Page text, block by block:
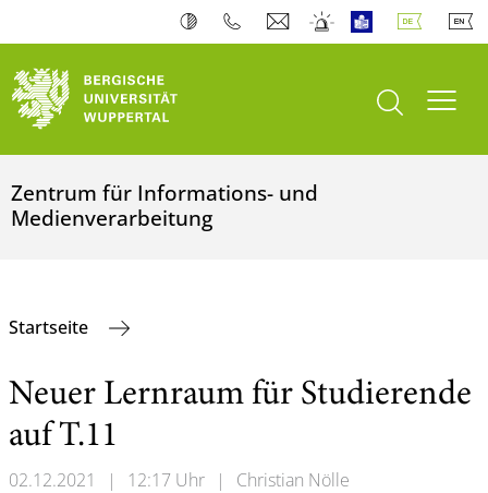
Suche öffnen
Zentrum für Informations- und
Medienverarbeitung
Startseite
Neuer Lernraum für Studierende
auf T.11
02.12.2021 | 12:17 Uhr |
Christian Nölle